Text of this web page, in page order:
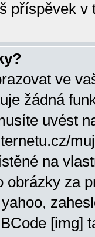
příspěvek v
ve
žádná
uvést
na
obrázky za
[img]